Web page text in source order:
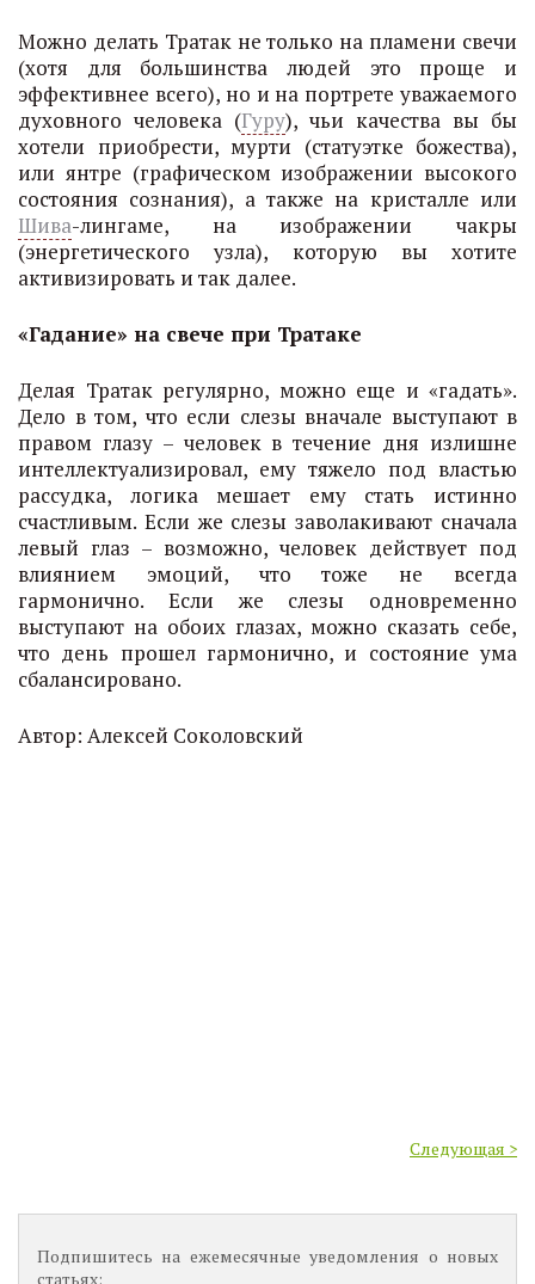
Можно делать Тратак не только на пламени свечи
(хотя для большинства людей это проще и
эффективнее всего), но и на портрете уважаемого
духовного человека (Гуру), чьи качества вы бы
хотели приобрести, мурти (статуэтке божества),
или янтре (графическом изображении высокого
состояния сознания), а также на кристалле или
Шива-лингаме, на изображении чакры
(энергетического узла), которую вы хотите
активизировать и так далее.
«Гадание» на свече при Тратаке
Делая Тратак регулярно, можно еще и «гадать».
Дело в том, что если слезы вначале выступают в
правом глазу – человек в течение дня излишне
интеллектуализировал, ему тяжело под властью
рассудка, логика мешает ему стать истинно
счастливым. Если же слезы заволакивают сначала
левый глаз – возможно, человек действует под
влиянием эмоций, что тоже не всегда
гармонично. Если же слезы одновременно
выступают на обоих глазах, можно сказать себе,
что день прошел гармонично, и состояние ума
сбалансировано.
Автор: Алексей Соколовский
Следующая >
Подпишитесь на ежемесячные уведомления о новых
статьях: